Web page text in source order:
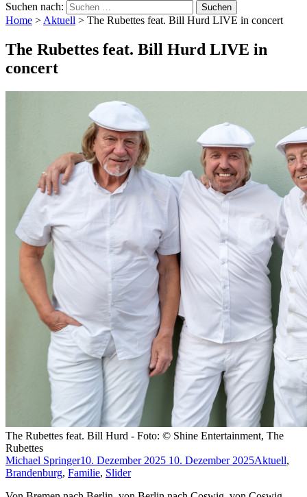
Suchen nach:
Home >Aktuell > The Rubettes feat. Bill Hurd LIVE in concert
The Rubettes feat. Bill Hurd LIVE in
concert
The Rubettes feat. Bill Hurd - Foto: © Shine Entertainment, The
Rubettes
Michael Springer10. Dezember 2025 10. Dezember 2025Aktuell,
Brandenburg, Familie, Slider